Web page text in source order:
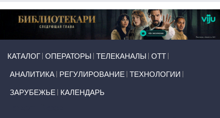
КАТАЛОГ ОПЕРАТОРЫ ТЕЛЕКАНАЛЫ ОТТ
АНАЛИТИКА РЕГУЛИРОВАНИЕ ТЕХНОЛОГИИ
ЗАРУБЕЖЬЕ КАЛЕНДАРЬ